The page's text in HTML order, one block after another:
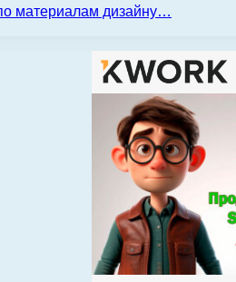
материалам дизайну…